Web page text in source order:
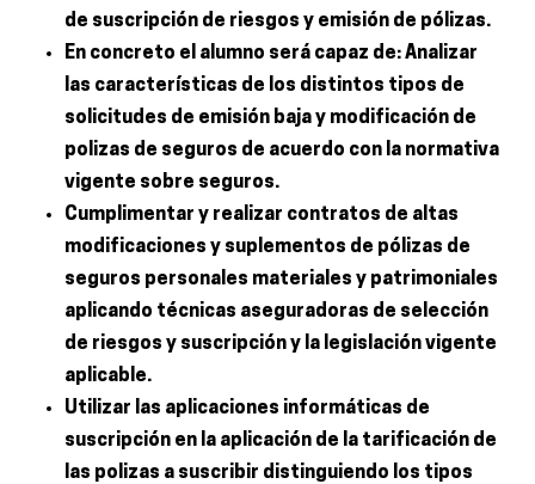
de suscripción de riesgos y emisión de pólizas.
En concreto el alumno será capaz de: Analizar
las características de los distintos tipos de
solicitudes de emisión baja y modificación de
polizas de seguros de acuerdo con la normativa
vigente sobre seguros.
Cumplimentar y realizar contratos de altas
modificaciones y suplementos de pólizas de
seguros personales materiales y patrimoniales
aplicando técnicas aseguradoras de selección
de riesgos y suscripción y la legislación vigente
aplicable.
Utilizar las aplicaciones informáticas de
suscripción en la aplicación de la tarificación de
las polizas a suscribir distinguiendo los tipos